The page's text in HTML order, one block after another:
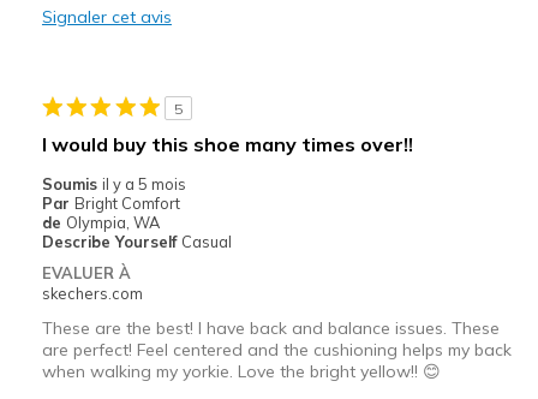
Le contre
Need Break In
Les meilleures utilisations
daily run
Width
Feels true to width
Sizing
Feels true to size
Signaler cet avis
5
I would buy this shoe many times over!!
Soumis il y a 5 mois
Par Bright Comfort
de Olympia, WA
Describe Yourself Casual
EVALUER À
skechers.com
These are the best! I have back and balance issues. These
are perfect! Feel centered and the cushioning helps my back
when walking my yorkie. Love the bright yellow!! 😊